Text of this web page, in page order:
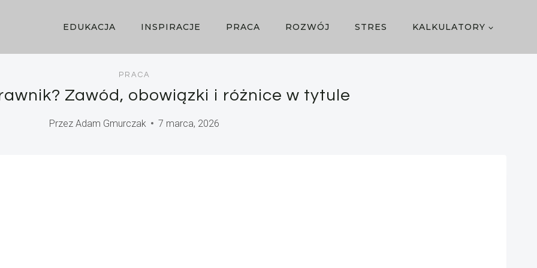
EDUKACJA INSPIRACJE PRACA ROZWÓJ STRES KALKULATORY
PRACA
Zawód, obowiązki i różnice w tytule
Przez Adam Gmurczak 7 marca, 2026